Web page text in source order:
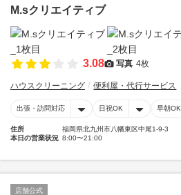
M.sクリエイティブ
3.08 写真 4枚
ハウスクリーニング 便利屋・代行サービス
出張・訪問対応 日祝OK 早朝OK
住所
福岡県北九州市八幡東区中尾1-9-3
本日の営業状況 8:00〜21:00
店舗公式